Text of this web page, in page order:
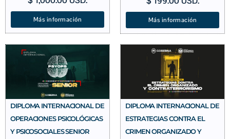
Más información Más información
DIPLOMA INTERNACIONAL DE
OPERACIONES PSICOLÓGICAS
Y PSICOSOCIALES SENIOR
DIPLOMA INTERNACIONAL DE
ESTRATEGIAS CONTRA EL
CRIMEN ORGANIZADO Y